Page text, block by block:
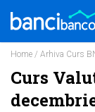
Home / Arhiva Curs
Curs